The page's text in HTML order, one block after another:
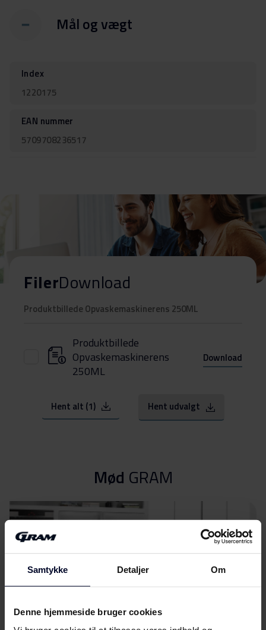
Samtykke Detaljer Om
Denne hjemmeside bruger cookies
Mål og vægt
Index
1220175
EAN nummer
5709708236517
FilerDownload
Produktbillede Opvaskemaskinerens 250ML
Produktbillede
Opvaskemaskinerens
250ML
Download
Hent alt (1) Hent udvalgt
Mød GRAM